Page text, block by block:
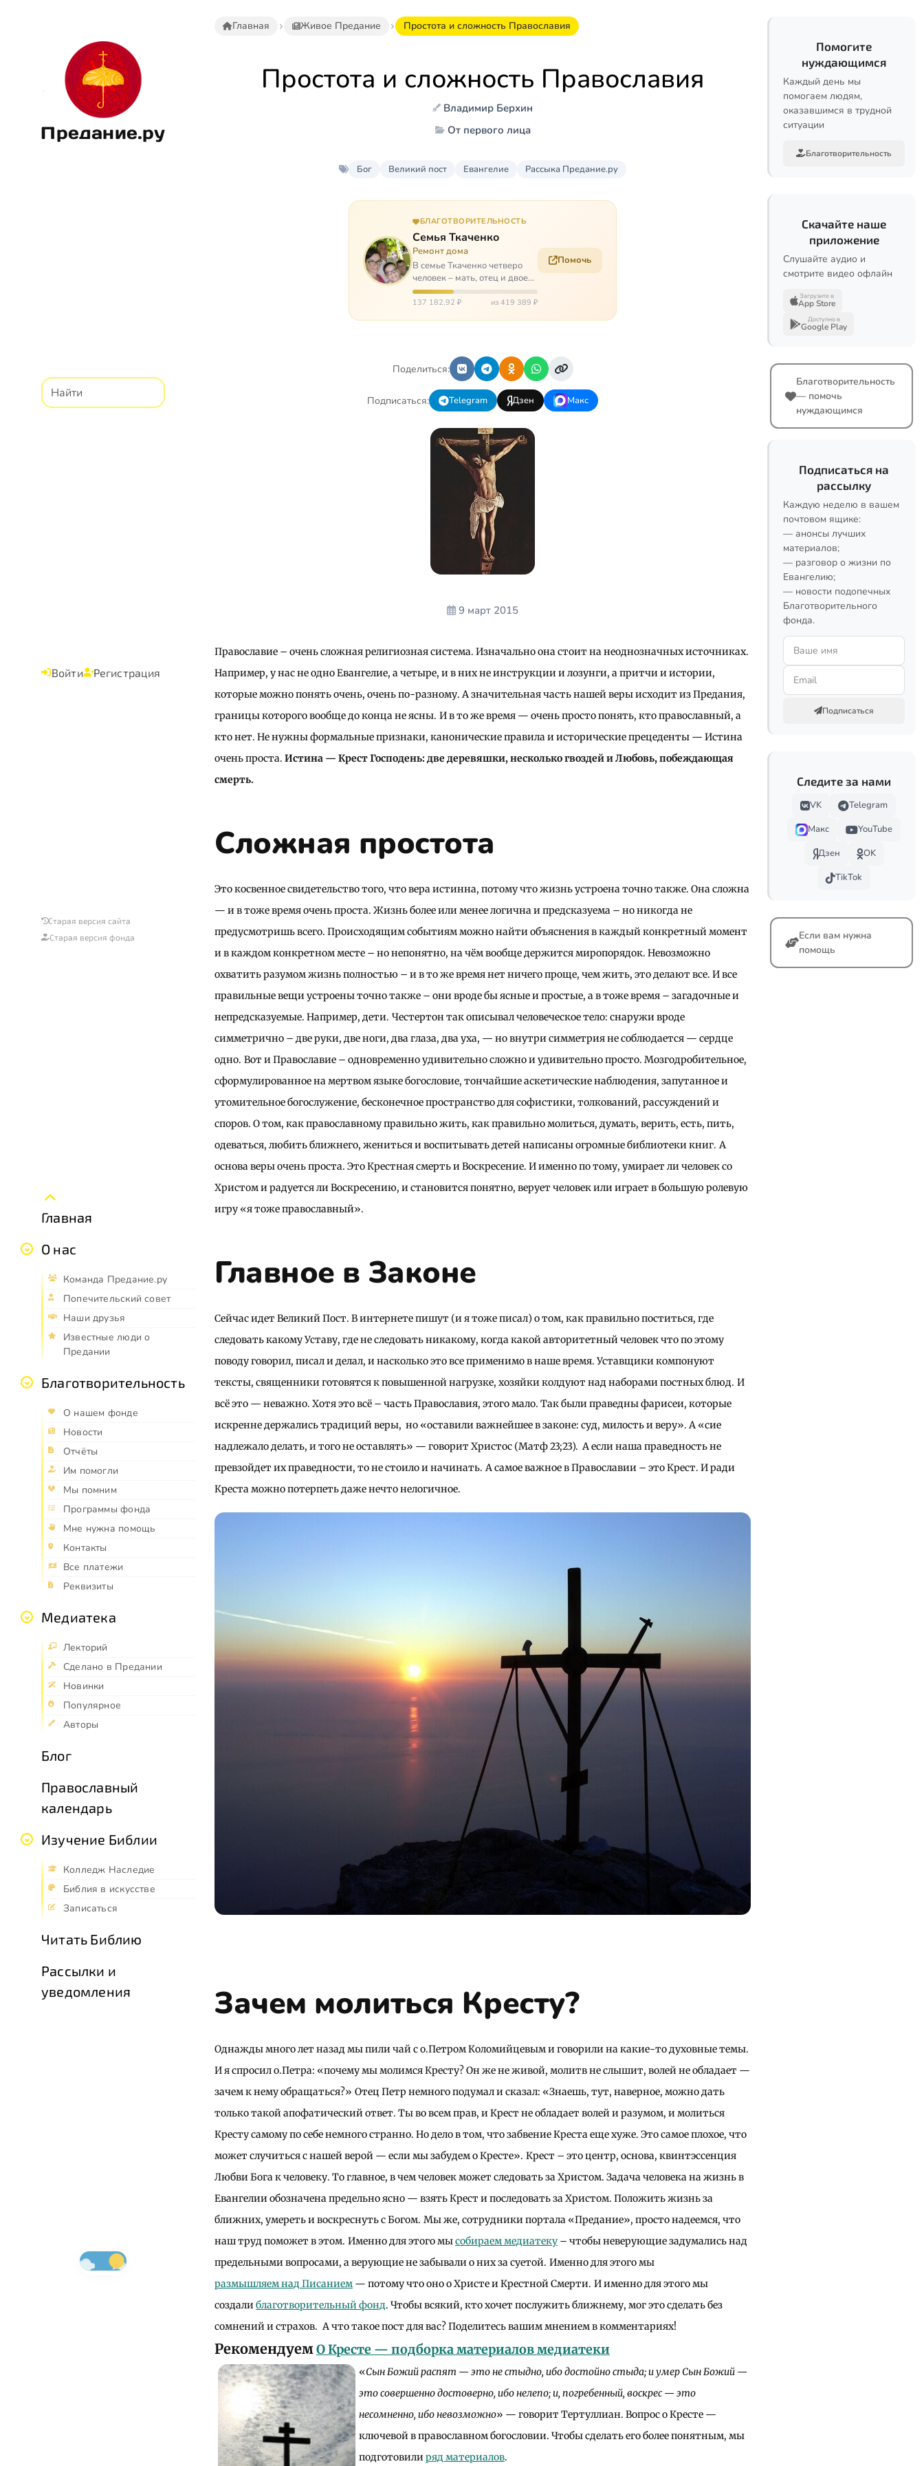
Предание.ру
Войти Регистрация
Старая версия сайта
Старая версия фонда
Главная
О нас
Команда Предание.ру
Попечительский совет
Наши друзья
Известные люди о
Предании
Благотворительность
О нашем фонде
Новости
Отчёты
Им помогли
Мы помним
Программы фонда
Мне нужна помощь
Контакты
Все платежи
Реквизиты
Медиатека
Лекторий
Сделано в Предании
Новинки
Популярное
Авторы
Блог
Православный
календарь
Изучение Библии
Колледж Наследие
Библия в искусстве
Записаться
Читать Библию
Рассылки и
уведомления
Главная Живое Предание Простота и сложность Православия
Простота и сложность Православия
Владимир Берхин
От первого лица
Бог Великий пост Евангелие Рассыка Предание.ру
БЛАГОТВОРИТЕЛЬНОСТЬ
Семья Ткаченко
Ремонт дома
В семье Ткаченко четверо
человек – мать, отец и двое
сыновей. И это семья –
крепость. У них столько
137 182,92 ₽ из 419 389 ₽
Помочь
Поделиться:
Подписаться: Telegram Дзен Макс
9 март 2015
Православие – очень сложная религиозная система. Изначально она стоит на неоднозначных источниках.
Например, у нас не одно Евангелие, а четыре, и в них не инструкции и лозунги, а притчи и истории,
которые можно понять очень, очень по-разному. А значительная часть нашей веры исходит из Предания,
границы которого вообще до конца не ясны. И в то же время — очень просто понять, кто православный, а
кто нет. Не нужны формальные признаки, канонические правила и исторические прецеденты — Истина
очень проста. Истина — Крест Господень: две деревяшки, несколько гвоздей и Любовь, побеждающая
смерть.
Сложная простота
Это косвенное свидетельство того, что вера истинна, потому что жизнь устроена точно также. Она сложна
— и в тоже время очень проста. Жизнь более или менее логична и предсказуема – но никогда не
предусмотришь всего. Происходящим событиям можно найти объяснения в каждый конкретный момент
и в каждом конкретном месте – но непонятно, на чём вообще держится миропорядок. Невозможно
охватить разумом жизнь полностью – и в то же время нет ничего проще, чем жить, это делают все. И все
правильные вещи устроены точно также – они вроде бы ясные и простые, а в тоже время – загадочные и
непредсказуемые. Например, дети. Честертон так описывал человеческое тело: снаружи вроде
симметрично – две руки, две ноги, два глаза, два уха, — но внутри симметрия не соблюдается — сердце
одно. Вот и Православие – одновременно удивительно сложно и удивительно просто. Мозгодробительное,
сформулированное на мертвом языке богословие, тончайшие аскетические наблюдения, запутанное и
утомительное богослужение, бесконечное пространство для софистики, толкований, рассуждений и
споров. О том, как православному правильно жить, как правильно молиться, думать, верить, есть, пить,
одеваться, любить ближнего, жениться и воспитывать детей написаны огромные библиотеки книг. А
основа веры очень проста. Это Крестная смерть и Воскресение. И именно по тому, умирает ли человек со
Христом и радуется ли Воскресению, и становится понятно, верует человек или играет в большую ролевую
игру «я тоже православный».
Главное в Законе
Сейчас идет Великий Пост. В интернете пишут (и я тоже писал) о том, как правильно поститься, где
следовать какому Уставу, где не следовать никакому, когда какой авторитетный человек что по этому
поводу говорил, писал и делал, и насколько это все применимо в наше время. Уставщики компонуют
тексты, священники готовятся к повышенной нагрузке, хозяйки колдуют над наборами постных блюд. И
всё это — неважно. Хотя это всё – часть Православия, этого мало. Так были праведны фарисеи, которые
искренне держались традиций веры, но «оставили важнейшее в законе: суд, милость и веру». А «сие
надлежало делать, и того не оставлять» — говорит Христос (Матф 23;23). А если наша праведность не
превзойдет их праведности, то не стоило и начинать. А самое важное в Православии – это Крест. И ради
Креста можно потерпеть даже нечто нелогичное.
Зачем молиться Кресту?
Однажды много лет назад мы пили чай с о.Петром Коломийцевым и говорили на какие-то духовные темы.
И я спросил о.Петра: «почему мы молимся Кресту? Он же не живой, молитв не слышит, волей не обладает —
зачем к нему обращаться?» Отец Петр немного подумал и сказал: «Знаешь, тут, наверное, можно дать
только такой апофатический ответ. Ты во всем прав, и Крест не обладает волей и разумом, и молиться
Кресту самому по себе немного странно. Но дело в том, что забвение Креста еще хуже. Это самое плохое, что
может случиться с нашей верой — если мы забудем о Кресте». Крест – это центр, основа, квинтэссенция
Любви Бога к человеку. То главное, в чем человек может следовать за Христом. Задача человека на жизнь в
Евангелии обозначена предельно ясно — взять Крест и последовать за Христом. Положить жизнь за
ближних, умереть и воскреснуть с Богом. Мы же, сотрудники портала «Предание», просто надеемся, что
наш труд поможет в этом. Именно для этого мысобираем медиатеку – чтобы неверующие задумались над
предельными вопросами, а верующие не забывали о них за суетой. Именно для этого мы
размышляем над Писанием — потому что оно о Христе и Крестной Смерти. И именно для этого мы
создалиблаготворительный фонд. Чтобы всякий, кто хочет послужить ближнему, мог это сделать без
сомнений и страхов. А что такое пост для вас? Поделитесь вашим мнением в комментариях!
РекомендуемО Кресте — подборка материалов медиатеки
«Сын Божий распят — это не стыдно, ибо достойно стыда; и умер Сын Божий —
это совершенно достоверно, ибо нелепо; и, погребенный, воскрес — это
несомненно, ибо невозможно» — говорит Тертуллиан. Вопрос о Кресте —
ключевой в православном богословии. Чтобы сделать его более понятным, мы
подготовилиряд материалов.
Помогите
нуждающимся
Каждый день мы
помогаем людям,
оказавшимся в трудной
ситуации
Благотворительность
Скачайте наше
приложение
Слушайте аудио и
смотрите видео офлайн
Загрузите в
App Store
Доступно в
Google Play
Благотворительность
— помочь
нуждающимся
Подписаться на
рассылку
Каждую неделю в вашем
почтовом ящике:
— анонсы лучших
материалов;
— разговор о жизни по
Евангелию;
— новости подопечных
Благотворительного
фонда.
Подписаться
Следите за нами
VK
Telegram
Макс
YouTube
Дзен
OK
TikTok
Если вам нужна
помощь